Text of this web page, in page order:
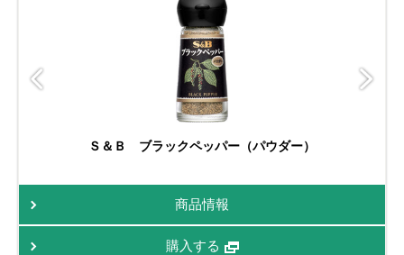
Ｓ＆Ｂ ブラックペッパー（パウダー）
商品情報
購入する